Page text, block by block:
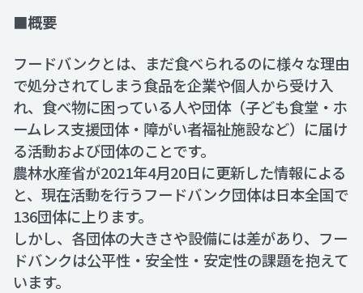
■概要
フードバンクとは、まだ食べられるのに様々な理由
で処分されてしまう食品を企業や個人から受け入
れ、食べ物に困っている人や団体（子ども食堂・ホ
ームレス支援団体・障がい者福祉施設など）に届け
る活動および団体のことです。
農林水産省が2021年4月20日に更新した情報による
と、現在活動を行うフードバンク団体は日本全国で
136団体に上ります。
しかし、各団体の大きさや設備には差があり、フー
ドバンクは公平性・安全性・安定性の課題を抱えて
います。